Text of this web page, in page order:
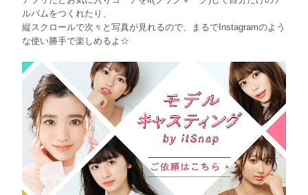
ルバムをつくれたり、
縦スクロールで次々と写真が見れるので、まるでInstagramのよう
な使い勝手で楽しめるよ☆